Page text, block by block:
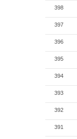
398
397
396
395
394
393
392
391